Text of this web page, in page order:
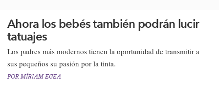
Ahora los bebés también podrán lucir
tatuajes
Los padres más modernos tienen la oportunidad de transmitir a
sus pequeños su pasión por la tinta.
POR MÍRIAM EGEA